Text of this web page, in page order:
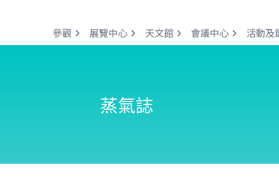
參觀 展覽中心 天文館 會議中心 活動及
蒸氣誌